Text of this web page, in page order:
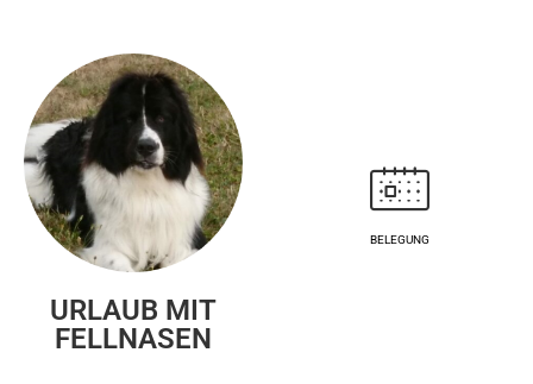
URLAUB MIT
FELLNASEN
BELEGUNG